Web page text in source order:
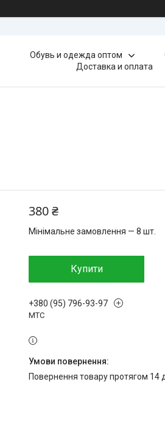
Обувь и одежда оптом
Доставка и оплата
380 ₴
Мінімальне замовлення — 8 шт.
Купити
+380 (95) 796-93-97
МТС
повернення товару протягом 14